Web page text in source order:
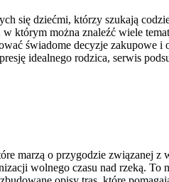
się dziećmi, którzy szukają
którym można znaleźć wiele
świadome decyzje
idealnego rodzica, serwis
marzą o przygodzie związanej
wolnego czasu nad rzeką.